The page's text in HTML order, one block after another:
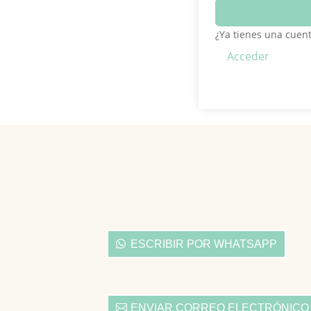
¿Ya tienes una
Acceder
ESCRIBIR POR WHATSAPP
ENVIAR CORREO ELECTRÓNICO